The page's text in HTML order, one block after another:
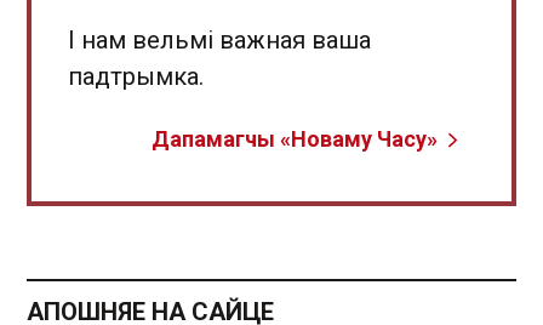
І нам вельмі важная ваша
падтрымка.
Дапамагчы «Новаму Часу»
АПОШНЯЕ НА САЙЦЕ